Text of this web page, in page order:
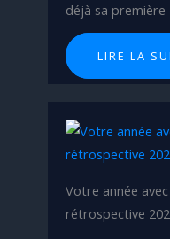
déjà sa première
LIRE LA
Votre année
rétrospective